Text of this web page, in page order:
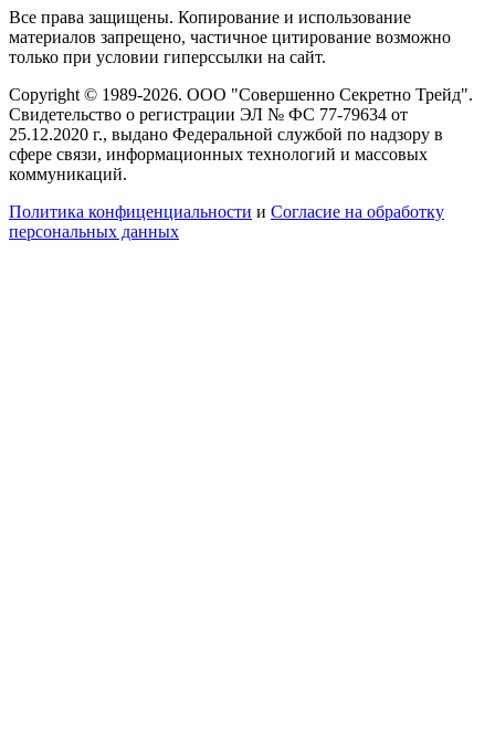
Все права защищены. Копирование и использование
материалов запрещено, частичное цитирование возможно
только при условии гиперссылки на сайт.
Copyright © 1989-2026. ООО "Совершенно Секретно Трейд".
Свидетельство о регистрации ЭЛ № ФС 77-79634 от
25.12.2020 г., выдано Федеральной службой по надзору в
сфере связи, информационных технологий и массовых
коммуникаций.
Политика конфиценциальности и Согласие на обработку
персональных данных